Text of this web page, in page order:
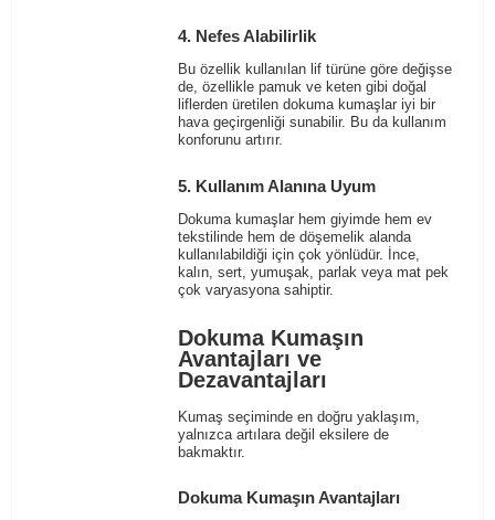
4. Nefes Alabilirlik
Bu özellik kullanılan lif türüne göre değişse
de, özellikle pamuk ve keten gibi doğal
liflerden üretilen dokuma kumaşlar iyi bir
hava geçirgenliği sunabilir. Bu da kullanım
konforunu artırır.
5. Kullanım Alanına Uyum
Dokuma kumaşlar hem giyimde hem ev
tekstilinde hem de döşemelik alanda
kullanılabildiği için çok yönlüdür. İnce,
kalın, sert, yumuşak, parlak veya mat pek
çok varyasyona sahiptir.
Dokuma Kumaşın
Avantajları ve
Dezavantajları
Kumaş seçiminde en doğru yaklaşım,
yalnızca artılara değil eksilere de
bakmaktır.
Dokuma Kumaşın Avantajları